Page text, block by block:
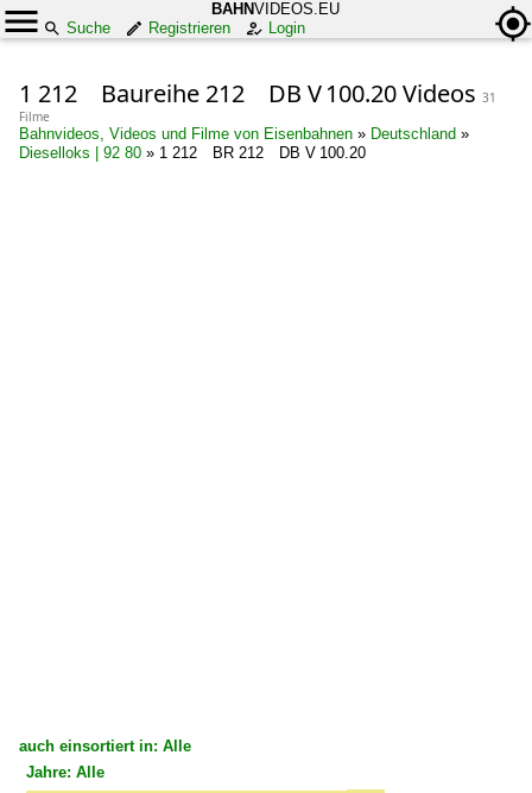
BAHNVIDEOS.EU
Suche
Registrieren Login
1 212 Baureihe 212 DB V 100.20 Videos 31
Filme
Bahnvideos, Videos und Filme von Eisenbahnen » Deutschland »
Dieselloks | 92 80 » 1 212 BR 212 DB V 100.20
auch einsortiert in: Alle
Jahre: Alle